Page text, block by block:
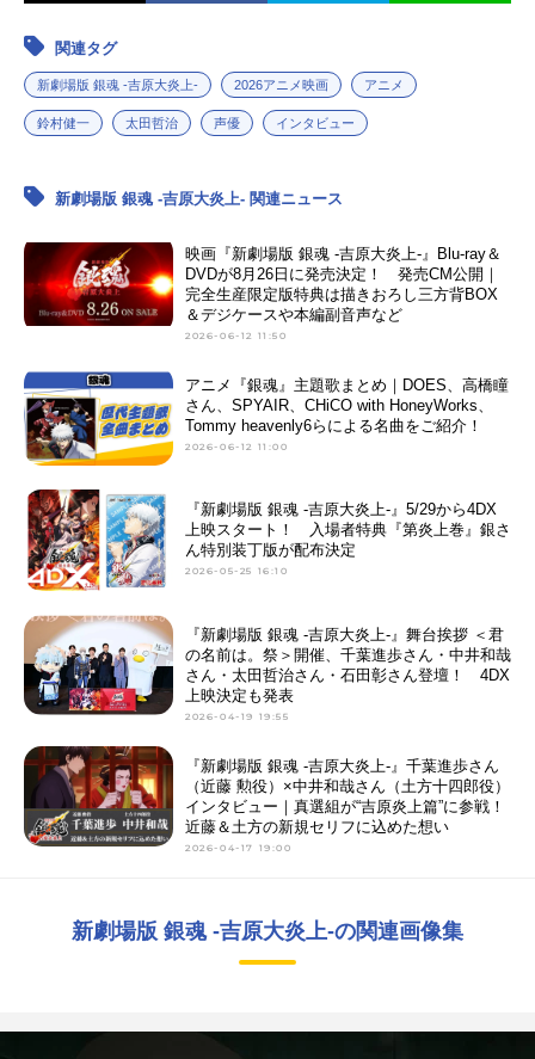
関連タグ
新劇場版 銀魂 -吉原大炎上- 2026アニメ映画 アニメ
鈴村健一 太田哲治 声優 インタビュー
新劇場版 銀魂 -吉原大炎上- 関連ニュース
映画『新劇場版 銀魂 -吉原大炎上-』Blu-ray＆
DVDが8月26日に発売決定！ 発売CM公開｜
完全生産限定版特典は描きおろし三方背BOX
＆デジケースや本編副音声など
2026-06-12 11:50
アニメ『銀魂』主題歌まとめ｜DOES、高橋瞳
さん、SPYAIR、CHiCO with HoneyWorks、
Tommy heavenly6らによる名曲をご紹介！
2026-06-12 11:00
『新劇場版 銀魂 -吉原大炎上-』5/29から4DX
上映スタート！ 入場者特典『第炎上巻』銀さ
ん特別装丁版が配布決定
2026-05-25 16:10
『新劇場版 銀魂 -吉原大炎上-』舞台挨拶 ＜君
の名前は。祭＞開催、千葉進歩さん・中井和哉
さん・太田哲治さん・石田彰さん登壇！ 4DX
上映決定も発表
2026-04-19 19:55
『新劇場版 銀魂 -吉原大炎上-』千葉進歩さん
（近藤 勲役）×中井和哉さん（土方十四郎役）
インタビュー｜真選組が“吉原炎上篇”に参戦！
近藤＆土方の新規セリフに込めた想い
2026-04-17 19:00
新劇場版 銀魂 -吉原大炎上-の関連画像集